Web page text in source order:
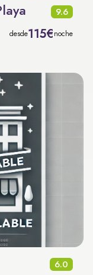
9.6
desde115€noche
6.0